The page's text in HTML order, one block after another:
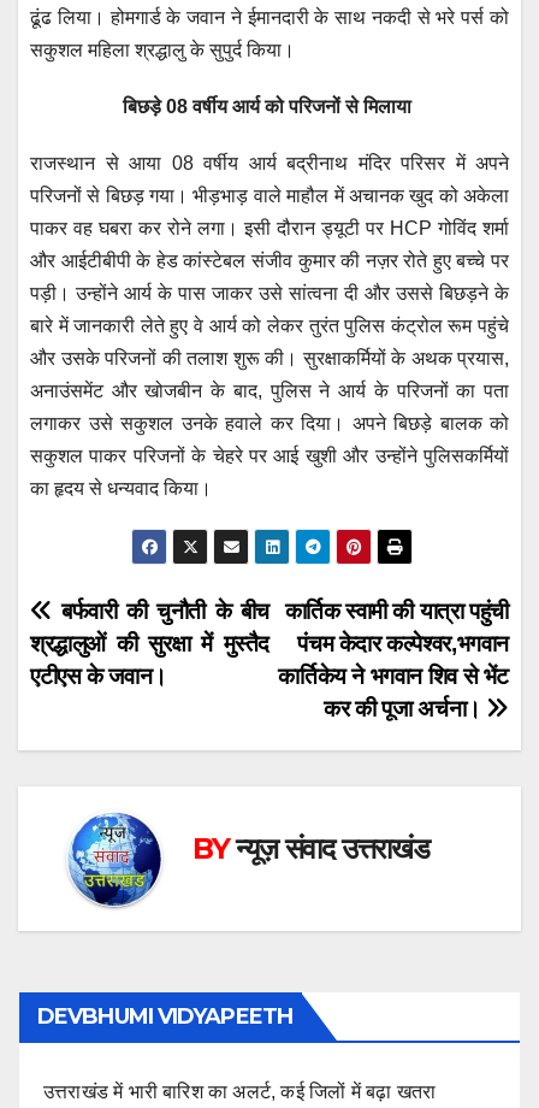
ढूंढ लिया। होमगार्ड के जवान ने ईमानदारी के साथ नकदी से भरे पर्स को
सकुशल महिला श्रद्धालु के सुपुर्द किया।
बिछड़े 08 वर्षीय आर्य को परिजनों से मिलाया
राजस्थान से आया 08 वर्षीय आर्य बद्रीनाथ मंदिर परिसर में अपने
परिजनों से बिछड़ गया। भीड़भाड़ वाले माहौल में अचानक खुद को अकेला
पाकर वह घबरा कर रोने लगा। इसी दौरान ड्यूटी पर HCP गोविंद शर्मा
और आईटीबीपी के हेड कांस्टेबल संजीव कुमार की नज़र रोते हुए बच्चे पर
पड़ी। उन्होंने आर्य के पास जाकर उसे सांत्वना दी और उससे बिछड़ने के
बारे में जानकारी लेते हुए वे आर्य को लेकर तुरंत पुलिस कंट्रोल रूम पहुंचे
और उसके परिजनों की तलाश शुरू की। सुरक्षाकर्मियों के अथक प्रयास,
अनाउंसमेंट और खोजबीन के बाद, पुलिस ने आर्य के परिजनों का पता
लगाकर उसे सकुशल उनके हवाले कर दिया। अपने बिछड़े बालक को
सकुशल पाकर परिजनों के चेहरे पर आई खुशी और उन्होंने पुलिसकर्मियों
का हृदय से धन्यवाद किया।
Post
navigation
कार्तिक स्वामी की यात्रा पहुंची
पंचम केदार कल्पेश्वर,भगवान
कार्तिकेय ने भगवान शिव से भेंट
कर की पूजा अर्चना।
बर्फवारी की चुनौती के बीच
श्रद्धालुओं की सुरक्षा में मुस्तैद
एटीएस के जवान।
BYन्यूज़ संवाद उत्तराखंड
DEVBHUMI VIDYAPEETH
उत्तराखंड में भारी बारिश का अलर्ट, कई जिलों में बढ़ा खतरा